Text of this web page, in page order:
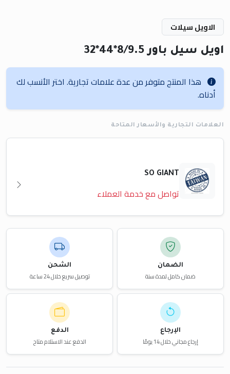
الاويل سيلات
اويل سيل باور 8/9.5*44*32
هذا المنتج متوفر من عدة علامات تجارية. اختر الأنسب لك
أدناه.
العلامات التجارية والأسعار المتاحة
SO GIANT
تواصل مع خدمة العملاء
الضمان
ضمان كامل لمدة سنة
الشحن
توصيل سريع خلال 24 ساعة
الإرجاع
إرجاع مجاني خلال 14 يومًا
الدفع
الدفع عند الاستلام متاح